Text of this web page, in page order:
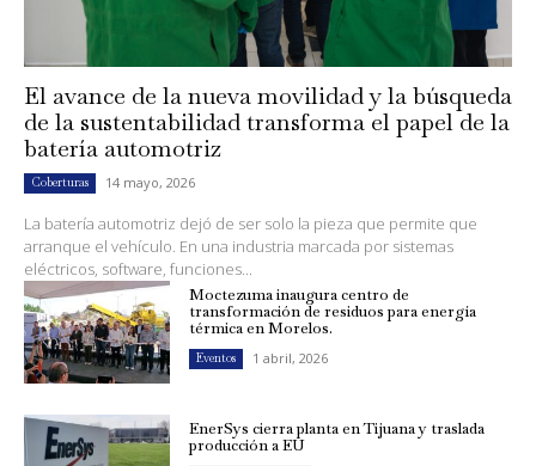
El avance de la nueva movilidad y la búsqueda
de la sustentabilidad transforma el papel de la
batería automotriz
Coberturas 14 mayo, 2026
La batería automotriz dejó de ser solo la pieza que permite que
arranque el vehículo. En una industria marcada por sistemas
eléctricos, software, funciones...
Moctezuma inaugura centro de
transformación de residuos para energía
térmica en Morelos.
Eventos 1 abril, 2026
EnerSys cierra planta en Tijuana y traslada
producción a EU